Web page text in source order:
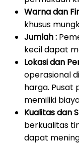
Warna dan
khusus
Jumlah :
kecil dapat
Lokasi dan
operasional
harga. Pusat
memiliki
Kualitas dan
berkualitas
dapat